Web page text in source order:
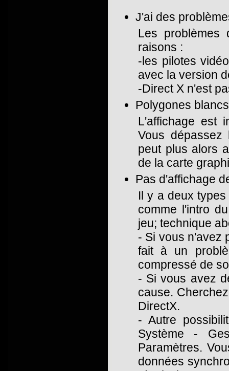
J'ai des
Les problèmes
raisons :
-les pilotes
avec la version
-Direct X n'est
Polygones blancs
L'affichage est
Vous
peut plus alors
de la carte
Pas d'affichage
Il y a deux
comme l'intro
jeu; technique
- Si vous n'avez
fait à un
compressé de
- Si vous avez
cause.
DirectX.
- Autre
Système -
Paramètres.
données